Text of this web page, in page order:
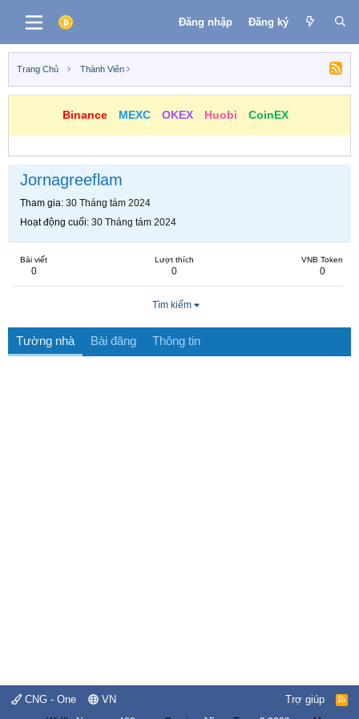
Đăng nhập Đăng ký
Trang Chủ Thành Viên
Binance MEXC OKEX Huobi CoinEX
Jornagreeflam
Tham gia 30 Tháng tám 2024
Hoạt động cuối 30 Tháng tám 2024
Bài viết
0
Lượt thích
0
VNB Token
0
Tìm kiếm
Tường nhà Bài đăng Thông tin
CNG - One VN Trợ giúp
R